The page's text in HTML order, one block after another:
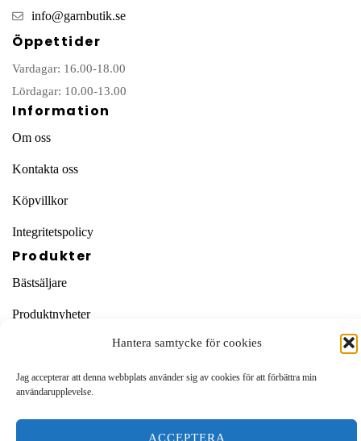
Hantera samtycke för cookies
Jag accepterar att denna webbplats använder sig av cookies för att förbättra min
användarupplevelse.
ACCEPTERA
info@garnbutik.se
Öppettider
Vardagar: 16.00-18.00
Lördagar: 10.00-13.00
Information
Om oss
Kontakta oss
Köpvillkor
Integritetspolicy
Produkter
Bästsäljare
Produktnyheter
ALLA PRODUKTER